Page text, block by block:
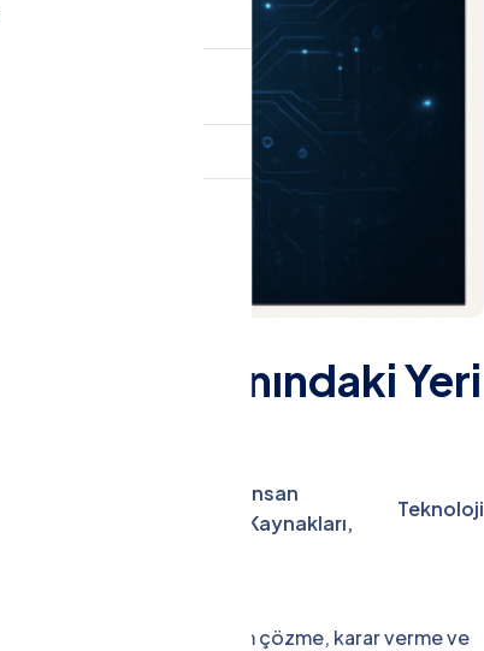
Alanındaki Yeri
İnsan
Kaynakları,
Teknoloji
Öğrenme, problem çözme, karar verme ve